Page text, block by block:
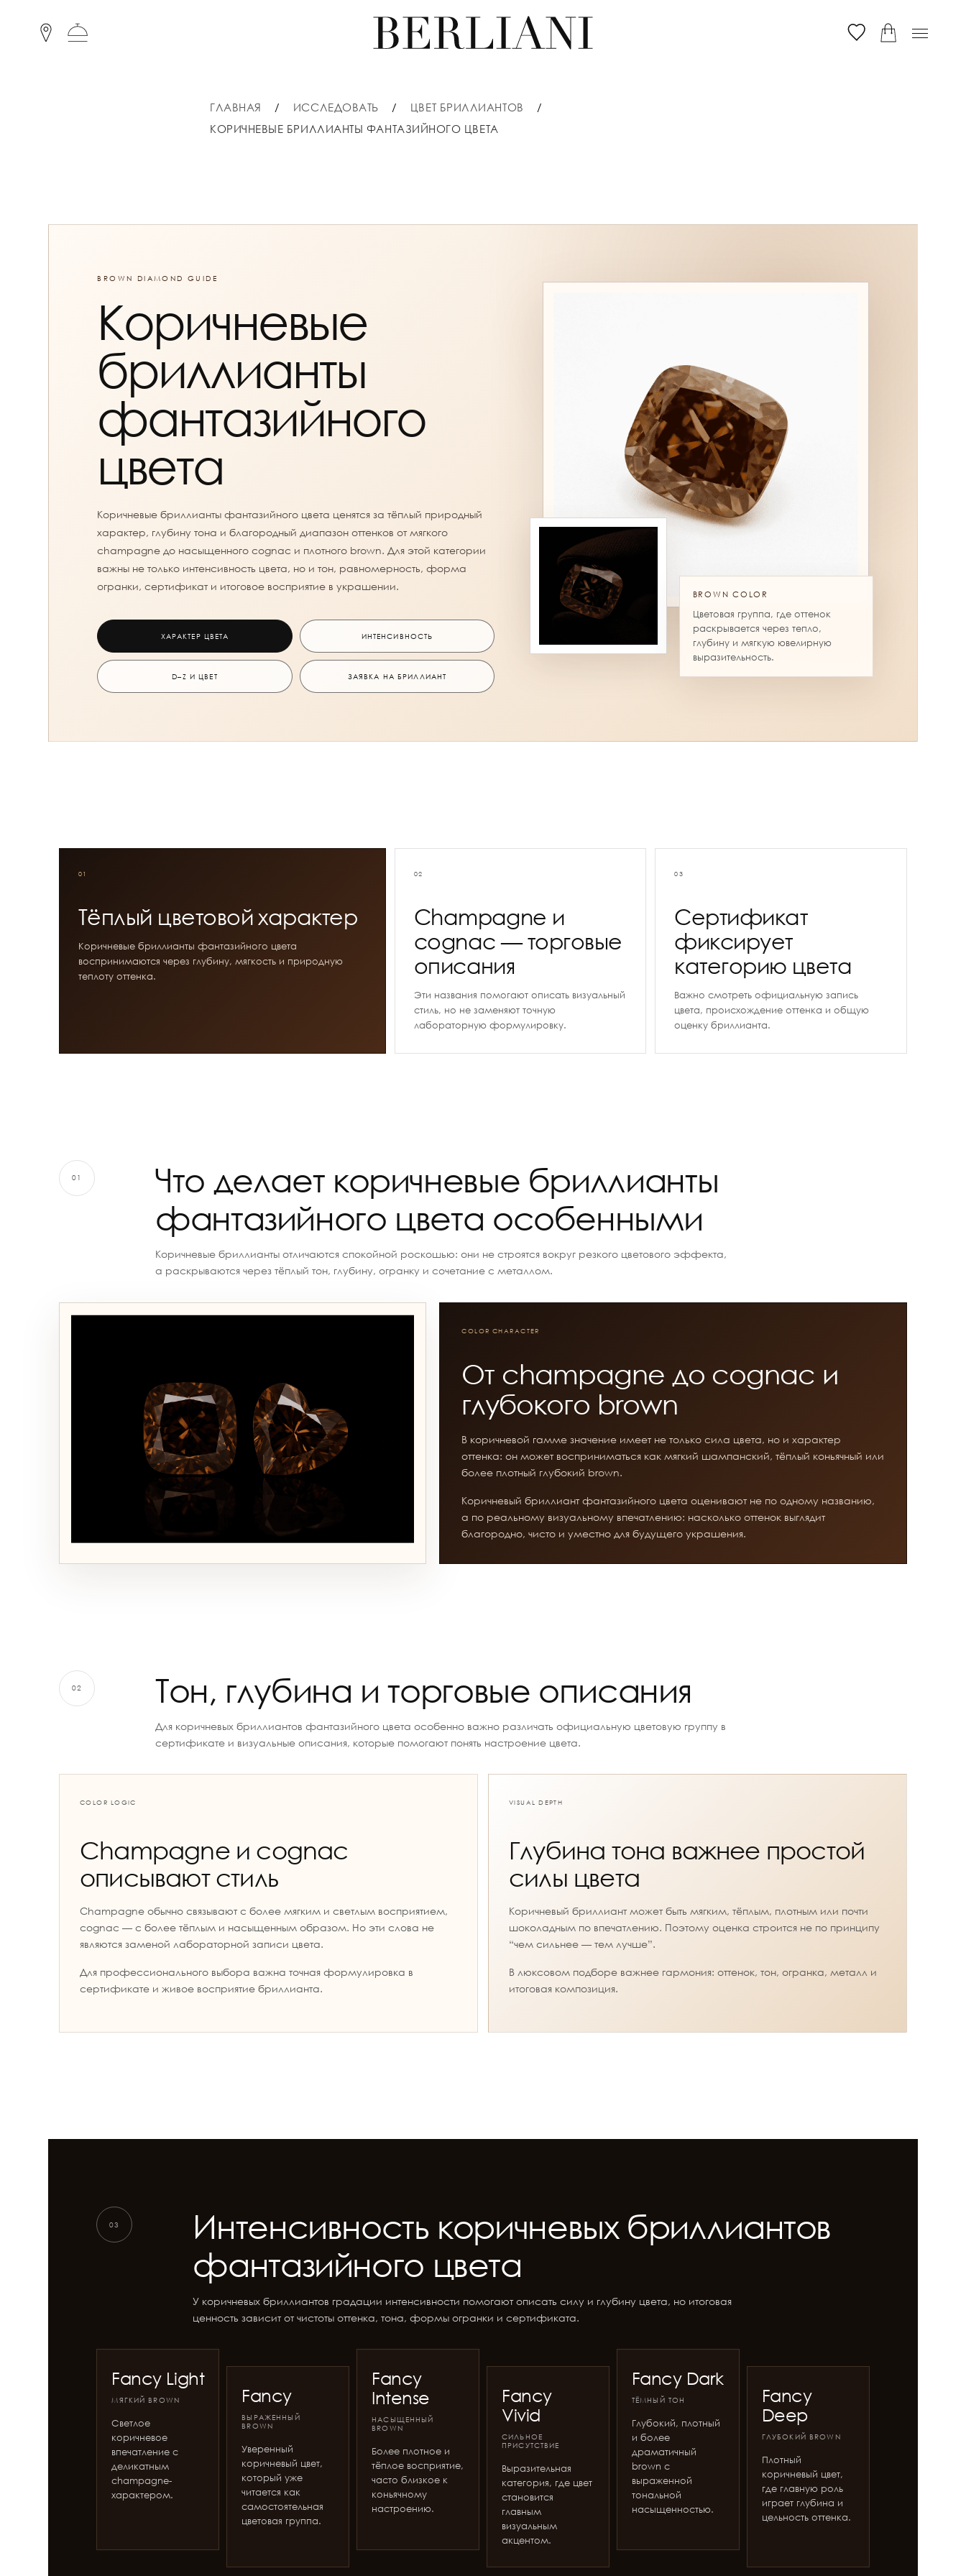
ГЛАВНАЯ ИССЛЕДОВАТЬ
ЦВЕТ БРИЛЛИАНТОВ
КОРИЧНЕВЫЕ БРИЛЛИАНТЫ ФАНТАЗИЙНОГО ЦВЕТА
BROWN DIAMOND GUIDE
Коричневые
бриллианты
фантазийного
цвета
Коричневые бриллианты фантазийного цвета ценятся за тёплый природный
характер, глубину тона и благородный диапазон оттенков от мягкого
champagne до насыщенного cognac и плотного brown. Для этой категории
важны не только интенсивность цвета, но и тон, равномерность, форма
огранки, сертификат и итоговое восприятие в украшении.
ХАРАКТЕР ЦВЕТА ИНТЕНСИВНОСТЬ
D–Z И ЦВЕТ ЗАЯВКА НА БРИЛЛИАНТ
BROWN COLOR
Цветовая группа, где оттенок
раскрывается через тепло,
глубину и мягкую ювелирную
выразительность.
01
Тёплый цветовой характер
Коричневые бриллианты фантазийного цвета
воспринимаются через глубину, мягкость и природную
теплоту оттенка.
02
Champagne и
cognac — торговые
описания
Эти названия помогают описать визуальный
стиль, но не заменяют точную
лабораторную формулировку.
03
Сертификат
фиксирует
категорию цвета
Важно смотреть официальную запись
цвета, происхождение оттенка и общую
оценку бриллианта.
01
Что делает коричневые бриллианты
фантазийного цвета особенными
Коричневые бриллианты отличаются спокойной роскошью: они не строятся вокруг резкого цветового эффекта,
а раскрываются через тёплый тон, глубину, огранку и сочетание с металлом.
COLOR CHARACTER
От champagne до cognac и
глубокого brown
В коричневой гамме значение имеет не только сила цвета, но и характер
оттенка: он может восприниматься как мягкий шампанский, тёплый коньячный или
более плотный глубокий brown.
Коричневый бриллиант фантазийного цвета оценивают не по одному названию,
а по реальному визуальному впечатлению: насколько оттенок выглядит
благородно, чисто и уместно для будущего украшения.
02 Тон, глубина и торговые описания
Для коричневых бриллиантов фантазийного цвета особенно важно различать официальную цветовую группу в
сертификате и визуальные описания, которые помогают понять настроение цвета.
COLOR LOGIC
Champagne и cognac
описывают стиль
Champagne обычно связывают с более мягким и светлым восприятием,
cognac — с более тёплым и насыщенным образом. Но эти слова не
являются заменой лабораторной записи цвета.
Для профессионального выбора важна точная формулировка в
сертификате и живое восприятие бриллианта.
VISUAL DEPTH
Глубина тона важнее простой
силы цвета
Коричневый бриллиант может быть мягким, тёплым, плотным или почти
шоколадным по впечатлению. Поэтому оценка строится не по принципу
“чем сильнее — тем лучше”.
В люксовом подборе важнее гармония: оттенок, тон, огранка, металл и
итоговая композиция.
03
Интенсивность коричневых бриллиантов
фантазийного цвета
У коричневых бриллиантов градации интенсивности помогают описать силу и глубину цвета, но итоговая
ценность зависит от чистоты оттенка, тона, формы огранки и сертификата.
Fancy Light
МЯГКИЙ BROWN
Светлое
коричневое
впечатление с
деликатным
champagne-
характером.
Fancy
ВЫРАЖЕННЫЙ
BROWN
Уверенный
коричневый цвет,
который уже
читается как
самостоятельная
цветовая группа.
Fancy
Intense
НАСЫЩЕННЫЙ
BROWN
Более плотное и
тёплое восприятие,
часто близкое к
коньячному
настроению.
Fancy
Vivid
СИЛЬНОЕ
ПРИСУТСТВИЕ
Выразительная
категория, где цвет
становится
главным
визуальным
акцентом.
Fancy Dark
ТЁМНЫЙ ТОН
Глубокий, плотный
и более
драматичный
brown с
выраженной
тональной
насыщенностью.
Fancy
Deep
ГЛУБОКИЙ BROWN
Плотный
коричневый цвет,
где главную роль
играет глубина и
цельность оттенка.